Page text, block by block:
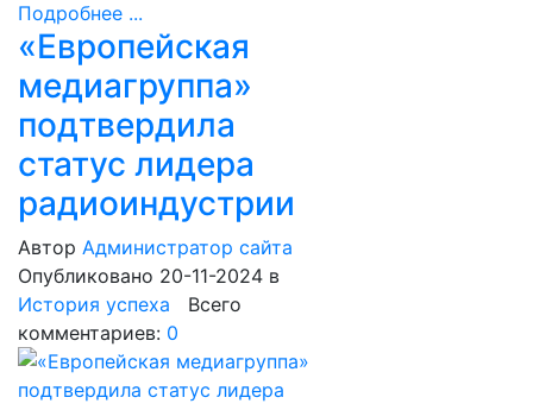
Подробнее ...
«Европейская
медиагруппа»
подтвердила
статус лидера
радиоиндустрии
Автор Администратор сайта
Опубликовано 20-11-2024 в
История успеха Всего
комментариев: 0